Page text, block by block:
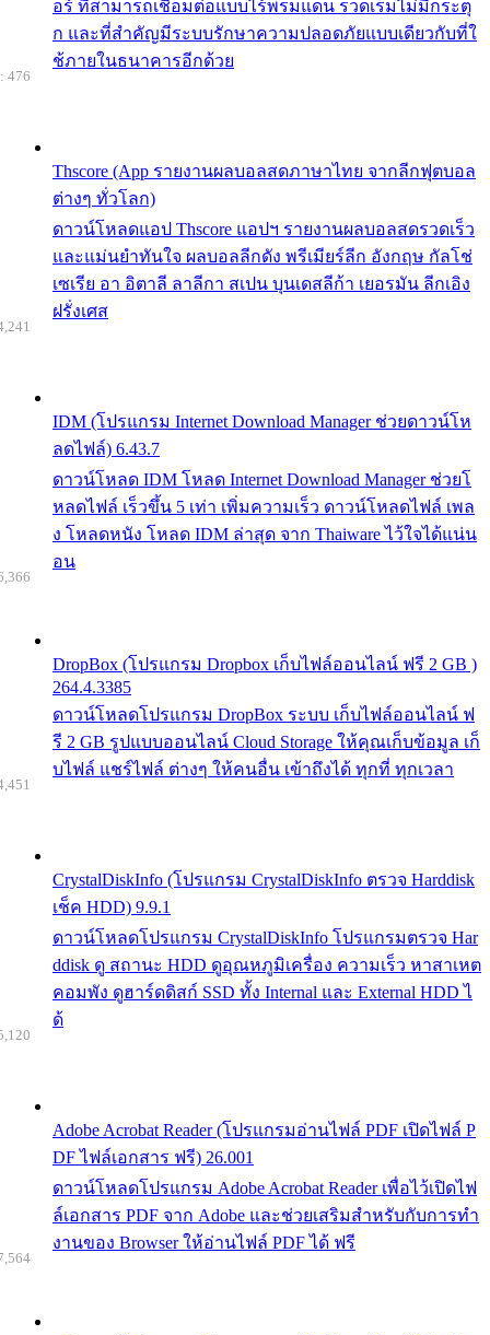
อร์ ที่สามารถเชื่อมต่อแบบไร้พรมแดน รวดเร็มไม่มีกระตุ
ก และที่สำคัญมีระบบรักษาความปลอดภัยแบบเดียวกับที่ใ
ช้ภายในธนาคารอีกด้วย
Thscore (App รายงานผลบอลสดภาษาไทย จากลีกฟุตบอล
ต่างๆ ทั่วโลก)
ดาวน์โหลดแอป Thscore แอปฯ รายงานผลบอลสดรวดเร็ว
และแม่นยำทันใจ ผลบอลลีกดัง พรีเมียร์ลีก อังกฤษ กัลโช่
เซเรีย อา อิตาลี ลาลีกา สเปน บุนเดสลีก้า เยอรมัน ลีกเอิง
ฝรั่งเศส
476
IDM (โปรแกรม Internet Download Manager ช่วยดาวน์โห
ลดไฟล์) 6.43.7
ดาวน์โหลด IDM โหลด Internet Download Manager ช่วยโ
หลดไฟล์ เร็วขึ้น 5 เท่า เพิ่มความเร็ว ดาวน์โหลดไฟล์ เพล
ง โหลดหนัง โหลด IDM ล่าสุด จาก Thaiware ไว้ใจได้แน่น
อน
DropBox (โปรแกรม Dropbox เก็บไฟล์ออนไลน์ ฟรี 2 GB )
264.4.3385
ดาวน์โหลดโปรแกรม DropBox ระบบ เก็บไฟล์ออนไลน์ ฟ
รี 2 GB รูปแบบออนไลน์ Cloud Storage ให้คุณเก็บข้อมูล เก็
บไฟล์ แชร์ไฟล์ ต่างๆ ให้คนอื่น เข้าถึงได้ ทุกที่ ทุกเวลา
CrystalDiskInfo (โปรแกรม CrystalDiskInfo ตรวจ Harddisk
เช็ค HDD) 9.9.1
ดาวน์โหลดโปรแกรม CrystalDiskInfo โปรแกรมตรวจ Har
ddisk ดู สถานะ HDD ดูอุณหภูมิเครื่อง ความเร็ว หาสาเหต
คอมพัง ดูฮาร์ดดิสก์ SSD ทั้ง Internal และ External HDD ไ
ด้
Adobe Acrobat Reader (โปรแกรมอ่านไฟล์ PDF เปิดไฟล์ P
DF ไฟล์เอกสาร ฟรี) 26.001
ดาวน์โหลดโปรแกรม Adobe Acrobat Reader เพื่อไว้เปิดไฟ
ล์เอกสาร PDF จาก Adobe และช่วยเสริมสำหรับกับการทำ
งานของ Browser ให้อ่านไฟล์ PDF ได้ ฟรี